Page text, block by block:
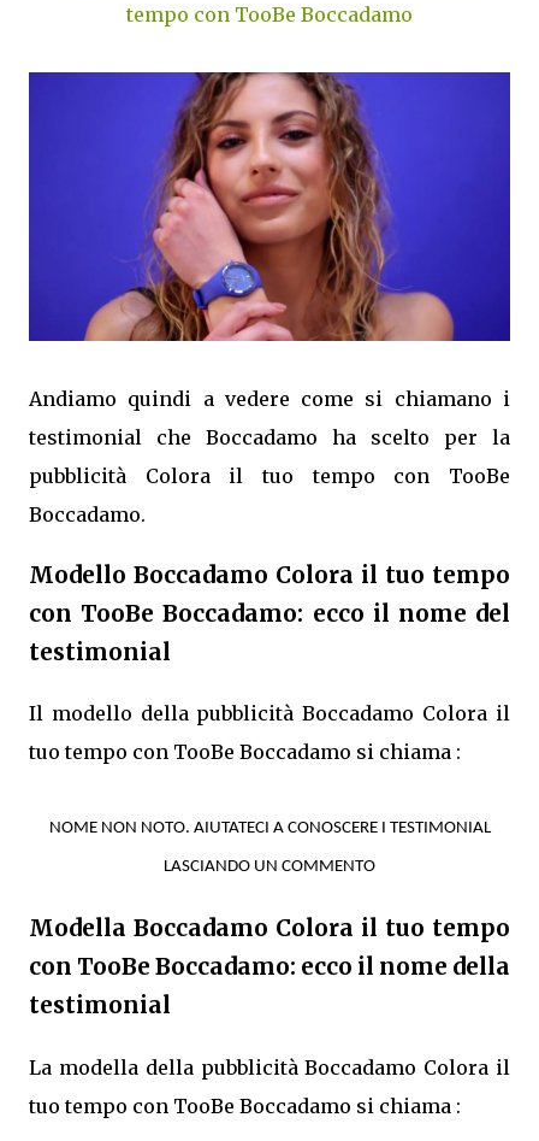
tempo con TooBe Boccadamo
Andiamo quindi a vedere come si chiamano i
testimonial che Boccadamo ha scelto per la
pubblicità Colora il tuo tempo con TooBe
Boccadamo.
Modello Boccadamo Colora il tuo tempo
con TooBe Boccadamo: ecco il nome del
testimonial
Il modello della pubblicità Boccadamo Colora il
tuo tempo con TooBe Boccadamo si chiama :
NOME NON NOTO. AIUTATECI A CONOSCERE I TESTIMONIAL
LASCIANDO UN COMMENTO
Modella Boccadamo Colora il tuo tempo
con TooBe Boccadamo: ecco il nome della
testimonial
La modella della pubblicità Boccadamo Colora il
tuo tempo con TooBe Boccadamo si chiama :